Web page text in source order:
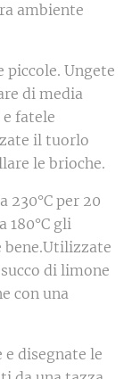
ambiente
piccole. Ungete
di media
fatele
il tuorlo
le brioche.
230°C per 20
180°C gli
di limone
con una
e disegnate le